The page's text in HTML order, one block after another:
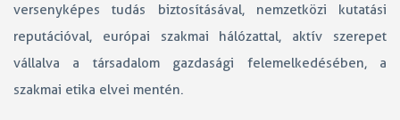
versenyképes tudás biztosításával, nemzetközi kutatási
reputációval, európai szakmai hálózattal, aktív szerepet
vállalva a társadalom gazdasági felemelkedésében, a
szakmai etika elvei mentén.